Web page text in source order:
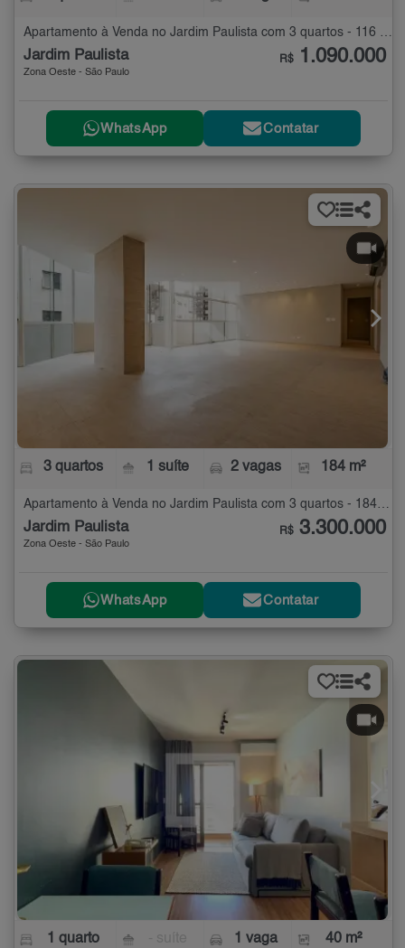
Apartamento à Venda no Jardim Paulista com 3 quartos - 116 m²
Jardim Paulista
Zona Oeste - São Paulo
R$ 1.090.000
WhatsApp Contatar
3 quartos 1 suíte 2 vagas 184 m²
Apartamento à Venda no Jardim Paulista com 3 quartos - 184 m²
Jardim Paulista
Zona Oeste - São Paulo
R$ 3.300.000
WhatsApp Contatar
1 quarto 1 vaga 40 m²